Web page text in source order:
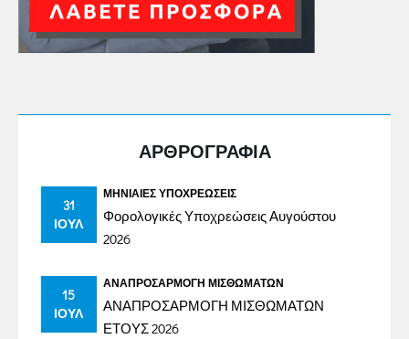
ΑΡΘΡΟΓΡΑΦΙΑ
31
ΙΟΎΛ
ΜΗΝΙΑΊΕΣ ΥΠΟΧΡΕΏΣΕΙΣ
Φορολογικές Υποχρεώσεις Αυγούστου
2026
15
ΙΟΎΛ
ΑΝΑΠΡΟΣΑΡΜΟΓΉ ΜΙΣΘΩΜΆΤΩΝ
ΑΝΑΠΡΟΣΑΡΜΟΓΗ ΜΙΣΘΩΜΑΤΩΝ
ΕΤΟΥΣ 2026